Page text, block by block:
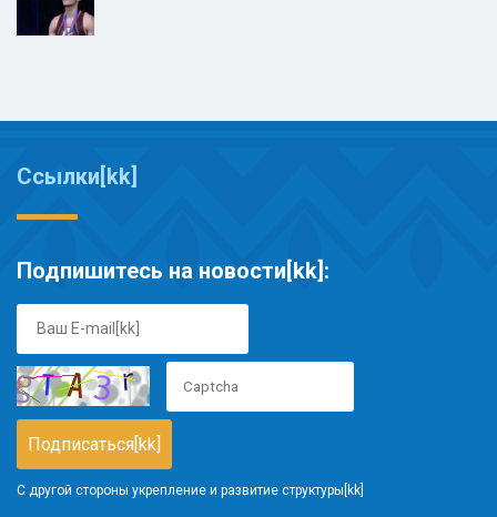
Ссылки[kk]
Подпишитесь на новости[kk]:
С другой стороны укрепление и развитие структуры[kk]